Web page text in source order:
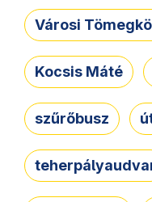
Városi
Kocsis Máté
szűrőbusz